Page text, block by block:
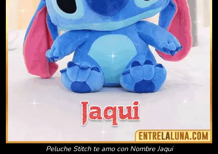
Peluche Stitch te amo con Nombre Jaqui